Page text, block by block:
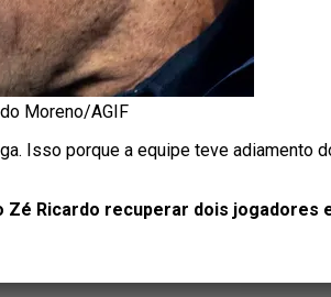
Moreno/AGIF
Isso porque a equipe teve adiamento
Ricardo recuperar dois jogadores